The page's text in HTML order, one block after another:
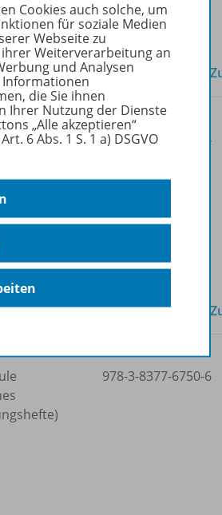
978-3-89414-340-4
978-3-8377-6750-6
Cookies auch solche, um
für soziale Medien
Webseite zu
Weiterverarbeitung an
und Analysen
die Sie ihnen
Ihrer Nutzung der Dienste
„Alle akzeptieren“
6 Abs. 1 S. 1 a) DSGVO